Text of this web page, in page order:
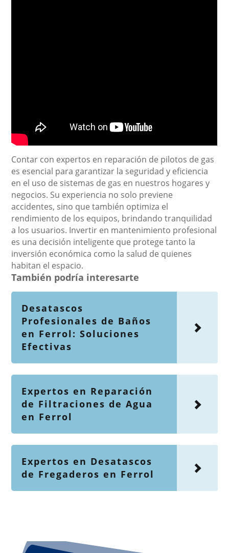
Contar con expertos en reparación de pilotos de gas
es esencial para garantizar la seguridad y eficiencia
en el uso de sistemas de gas en nuestros hogares y
negocios. Su experiencia no solo previene
accidentes, sino que también optimiza el
rendimiento de los equipos, brindando tranquilidad
a los usuarios. Invertir en mantenimiento profesional
es una decisión inteligente que protege tanto la
inversión económica como la salud de quienes
habitan el espacio.
También podría interesarte
Desatascos
Profesionales de Baños
en Ferrol: Soluciones
Efectivas
Expertos en Reparación
de Filtraciones de Agua
en Ferrol
Expertos en Desatascos
de Fregaderos en Ferrol